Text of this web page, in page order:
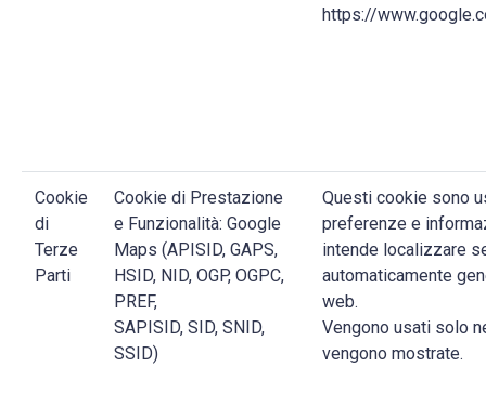
https://
Cookie
di
Terze
Parti
Cookie di Prestazione
e Funzionalità: Google
Maps (APISID, GAPS,
HSID, NID, OGP, OGPC,
PREF,
SAPISID, SID, SNID,
SSID)
Questi cookie sono
preferenze e
intende localizzare
automaticamente
web.
Vengono usati solo
vengono mostrate.